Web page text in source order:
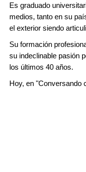
Es graduado
medios, tanto en su
el exterior siendo
Su formación
su indeclinable pasión
los últimos 40 años.
Hoy, en "Conversando